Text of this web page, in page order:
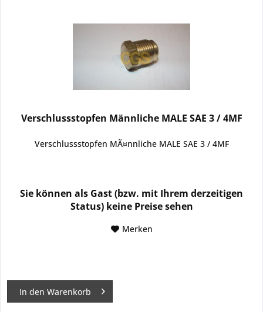
Verschlussstopfen Männliche MALE SAE 3 / 4MF
Verschlussstopfen MÃ¤nnliche MALE SAE 3 / 4MF
Sie können als Gast (bzw. mit Ihrem derzeitigen
Status) keine Preise sehen
Merken
In den Warenkorb